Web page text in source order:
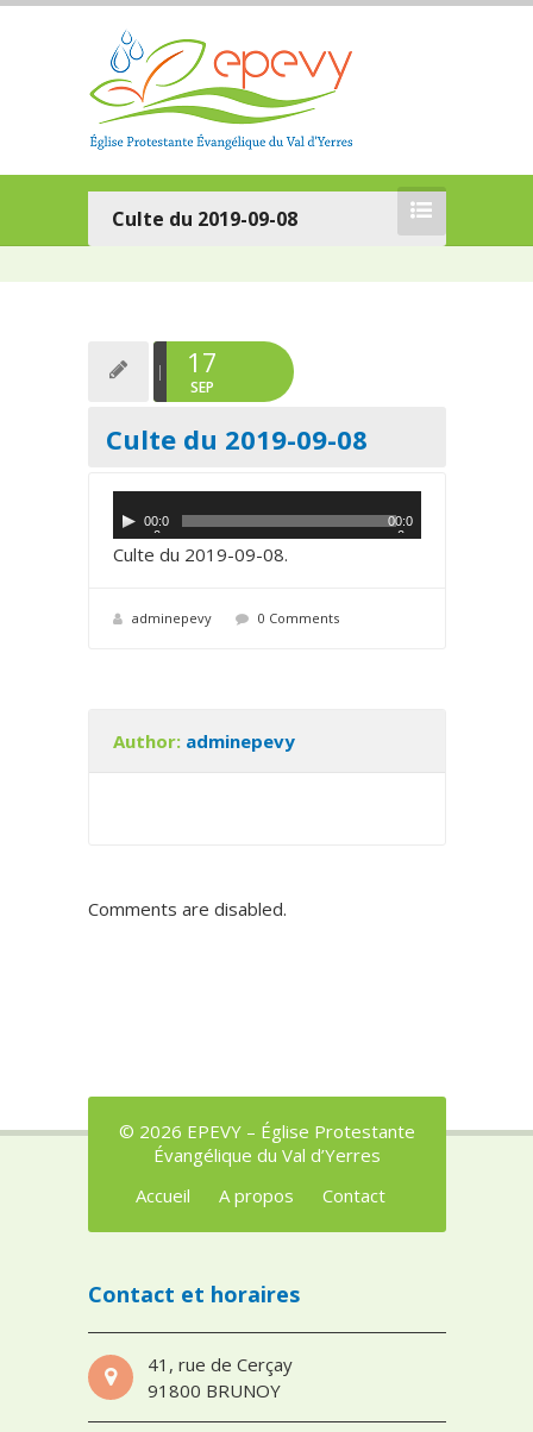
Culte du 2019-09-08
17
SEP
Culte du 2019-09-08
e
c
e
u
00:0
0
00:0
0
Culte du 2019-09-08.
adminepevy 0 Comments
Author: adminepevy
Comments are disabled.
© 2026 EPEVY – Église Protestante
Évangélique du Val d’Yerres
Accueil
A propos Contact
Contact et horaires
41, rue de Cerçay
91800 BRUNOY